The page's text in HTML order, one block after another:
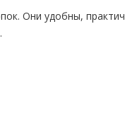
Они удобны,